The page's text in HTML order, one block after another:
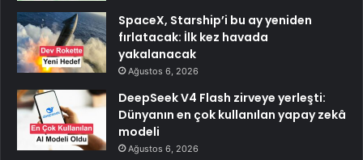
SpaceX, Starship’i bu ay yeniden
fırlatacak: İlk kez havada
yakalanacak
Ağustos 6, 2026
DeepSeek V4 Flash zirveye yerleşti:
Dünyanın en çok kullanılan yapay zekâ
modeli
Ağustos 6, 2026